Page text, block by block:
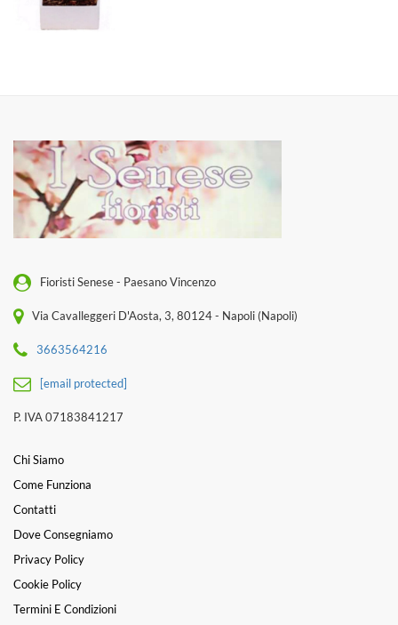
Fioristi Senese - Paesano Vincenzo
Via Cavalleggeri D'Aosta, 3, 80124 - Napoli (Napoli)
3663564216
[email protected]
P. IVA 07183841217
Chi Siamo
Come Funziona
Contatti
Dove Consegniamo
Privacy Policy
Cookie Policy
Termini E Condizioni